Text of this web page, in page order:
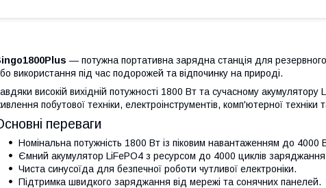
— потужна портативна зарядна станція для
використання під час подорожей та відпочинку на природі.
високій вихідній потужності 1800 Вт та сучасному акумулятору
побутової техніки, електроінструментів, комп'ютерної техніки
переваги
Номінальна потужність 1800 Вт із піковим навантаженням до 4000
Ємний акумулятор LiFePO4 з ресурсом до 4000 циклів
Чиста синусоїда для безпечної роботи чутливої електроніки.
Підтримка швидкого заряджання від мережі та сонячних панелей.